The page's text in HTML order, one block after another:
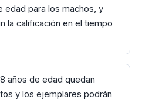
edad para los machos, y
la calificación en el tiempo
años de edad quedan
y los ejemplares podrán